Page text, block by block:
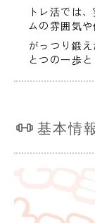
トレ活では
ムの雰囲気
がっつり鍛
とつの一歩と
基本情